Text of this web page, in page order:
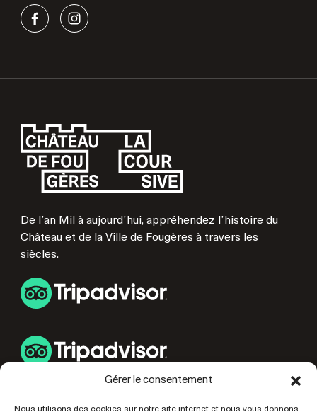
Gérer le consentement
Nous utilisons des cookies sur notre site internet et nous vous donnons
De l’an Mil à aujourd’hui, appréhendez l’histoire du
Château et de la Ville de Fougères à travers les
siècles.
LIENS UTILES